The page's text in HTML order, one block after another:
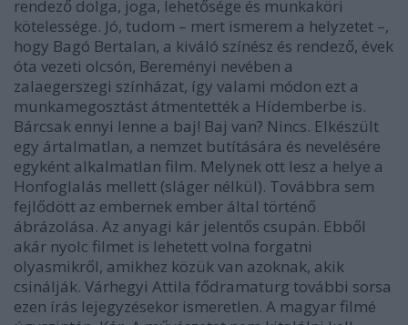
rendező dolga, joga, lehetősége és munkaköri
kötelessége. Jó, tudom – mert ismerem a helyzetet –,
hogy Bagó Bertalan, a kiváló színész és rendező, évek
óta vezeti olcsón, Bereményi nevében a
zalaegerszegi színházat, így valami módon ezt a
munkamegosztást átmentették a Hídemberbe is.
Bárcsak ennyi lenne a baj! Baj van? Nincs. Elkészült
egy ártalmatlan, a nemzet butítására és nevelésére
egyként alkalmatlan film. Melynek ott lesz a helye a
Honfoglalás mellett (sláger nélkül). Továbbra sem
fejlődött az embernek ember által történő
ábrázolása. Az anyagi kár jelentős csupán. Ebből
akár nyolc filmet is lehetett volna forgatni
olyasmikről, amikhez közük van azoknak, akik
csinálják. Várhegyi Attila fődramaturg további sorsa
ezen írás lejegyzésekor ismeretlen. A magyar filmé